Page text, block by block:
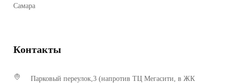
Самара
Контакты
Парковый переулок,3 (напротив ТЦ Мегасити, в ЖК